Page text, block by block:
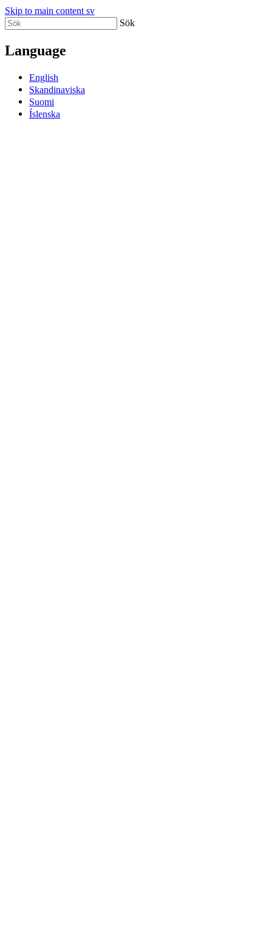
Skip to main content sv
Sök
Language
English
Skandinaviska
Suomi
Íslenska